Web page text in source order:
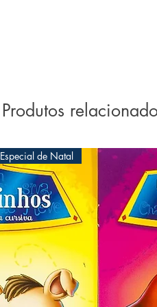
Produtos
Especial de Natal